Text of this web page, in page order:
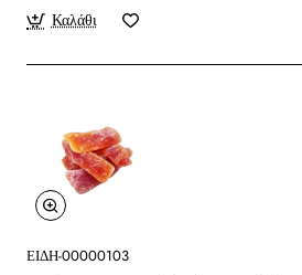
Καλάθι
ΕΙΔΗ-00000103